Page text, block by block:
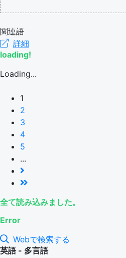
関連語
詳細
loading!
Loading...
1
2
3
4
5
...
全て読み込みました。
Error
Webで検索する
英語 - 多言語